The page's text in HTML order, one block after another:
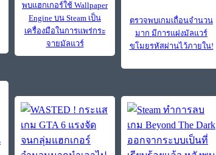
พบแฮกเกอร์ใช้ Wallpaper
Engine บน Steam เป็น
เครื่องมือในการแพร่กระ
จายมัลแวร์
ตรวจพบเกมเถื่อนจำนวน
มาก มีการแฝงมัลแวร์
ขโมยรหัสผ่านไว้ภายใน!